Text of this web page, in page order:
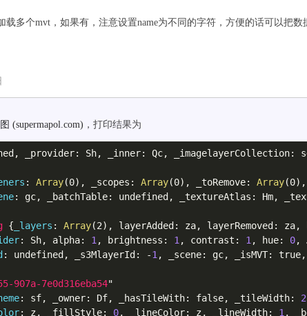
载多个mvt，如果有，注意设置name为不同的字符，方便的话可以把数
(supermapol.com) ，打印结果为
_provider: Sh, _inner: Qc, _imagelayerCollection:
: Array(0), _scopes: Array(0), _toRemove: Array(0),
: gc, _batchTable: undefined, _textureAtlas: Hm,
{ _layers : Array(2), layerAdded: za, layerRemoved: za,
: Sh, alpha: 1, brightness: 1, contrast: 1, hue: 0,
: undefined, _s3MlayerId: -1, _scene: gc, _isMVT:
907a-7e0d316eba54"
: sf, _owner: Df, _hasTileWith: false, _tileWidth:
: z, _fillStyle: 0, _lineColor: z, _lineWidth: 1,